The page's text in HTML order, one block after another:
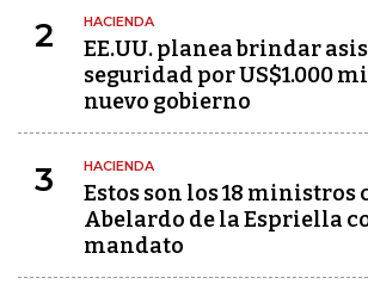
2 HACIENDA
EE.UU. planea brindar
seguridad por US$1.000
nuevo gobierno
3 HACIENDA
Estos son los 18 ministros
Abelardo de la Espriella
mandato